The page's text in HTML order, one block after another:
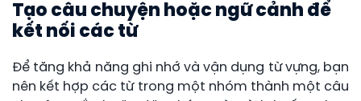
Tạo câu chuyện hoặc ngữ cảnh để
kết nối các từ
Để tăng khả năng ghi nhớ và vận dụng từ vựng, bạn
nên kết hợp các từ trong một nhóm thành một câu